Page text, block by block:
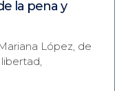
la pena y
López, de